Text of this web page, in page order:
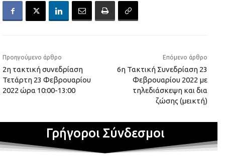
Προηγούμενο άρθρο
2η τακτική συνεδρίαση
Τετάρτη 23 Φεβρουαρίου
2022 ώρα 10:00-13:00
Επόμενο άρθρο
6η Τακτική Συνεδρίαση 23
Φεβρουαρίου 2022 με
τηλεδιάσκεψη και δια
ζώσης (μεικτή)
Γρήγοροι Σύνδεσμοι